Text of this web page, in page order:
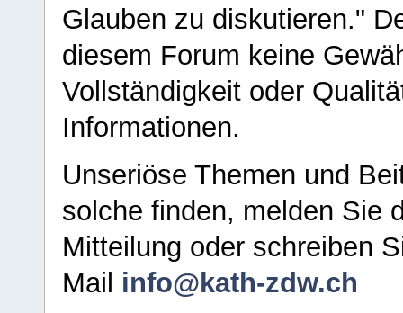
Glauben zu diskutieren."
diesem Forum keine
Vollständigkeit oder
Informationen.
Unseriöse Themen und
solche finden, melden Sie
Mitteilung oder schreiben
Mail info@kath-zdw.ch